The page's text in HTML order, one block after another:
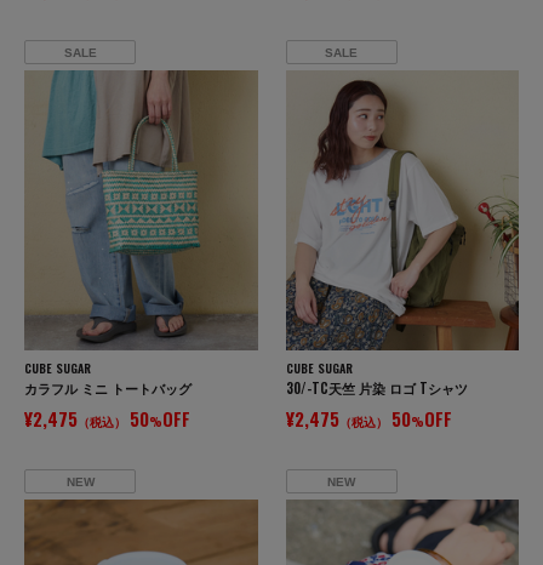
SALE
CUBE SUGAR
カラフル ミニ トートバッグ
¥2,475 （税込） 50%OFF
SALE
CUBE SUGAR
30/-TC天竺 片染 ロゴ Tシャツ
¥2,475（税込） 50%OFF
NEW NEW